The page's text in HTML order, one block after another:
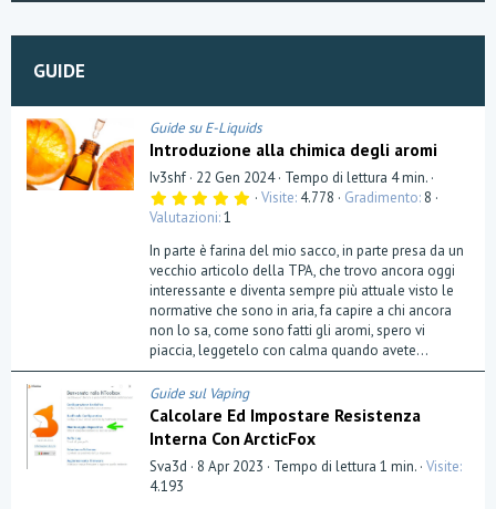
i
GUIDE
Guide su E-Liquids
Introduzione alla chimica degli aromi
Iv3shf 22 Gen 2024 Tempo di lettura 4 min.
5
0
s
t
e
l
l
a
(
e
)
Visite 4.778 Gradimento 8
Valutazioni 1
In parte è farina del mio sacco, in parte presa da un
vecchio articolo della TPA, che trovo ancora oggi
interessante e diventa sempre più attuale visto le
normative che sono in aria, fa capire a chi ancora
non lo sa, come sono fatti gli aromi, spero vi
piaccia, leggetelo con calma quando avete...
Guide sul Vaping
Calcolare Ed Impostare Resistenza
Interna Con ArcticFox
Sva3d 8 Apr 2023 Tempo di lettura 1 min. Visite
4.193